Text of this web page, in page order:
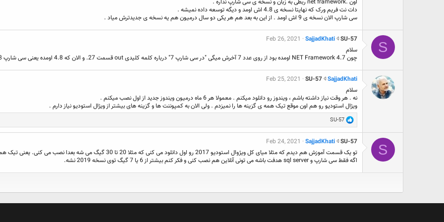
ر
پ
ر
و
ف
ی
ل
S
U
7
ن
ت
.
a
d
K
h
a
i
د
ر
پ
ف
ا
ل
S
U
5
ن
.
اون .net framework ربطی به زبان و نسخه ی سی شارپ نداره .
دات نت فریم ورک که نهایتا نسخه ی 4.8 اش اومد و دیگه توسعه داده نمیشه .
سی شارپ الان نسخه ی 9 اش اومد . از این به بعد هم هر یکی دو سال درمیون هم یه نسخه ی جدیدترش میاد .
S
SU-57
SajjadKhati
S
-
7
د
ر
و
ا
ی
ل
S
a
j
h
Feb 26, 2021
سلام
چون NET Framework 4.7 اومده بود از روی عدد 7 آخرش میگی "در سی شارپ 7" درباره کلمه کلیدی out قسمت 27. و الان که 4.8 اومده یعنی سی شارپ 8 هستش در نسخه 2019
SajjadKhati
SU-57
S
j
a
K
h
a
t
i
ر
ف
Feb 25, 2021
سلام
نه . هر وقت نیاز داشته باشم ، ویندوز رو دانلود میکنم . معمولا هر 6 ماه درمیون ویندوز جدید از اول نصب میکنم .
ویژال استودیو رو هم اون موقع تیک همه ی گزینه ها را نمیزدم . ولی الان به کمپوننت ها و گزینه های بیشتر از ویژال استودیو نیاز دارم .
R
e
a
c
i
o
n
SU-57
S
SU-57
SajjadKhati
S
-
7
ر
Feb 24, 2021
اگه فقط سی شارپ و sql server هدفت باشه می تونی آنلاین هم نصب کنی و فکر کنم بیشتر از 6 یا 7 گیگ توی نسخه 2019 نشه.